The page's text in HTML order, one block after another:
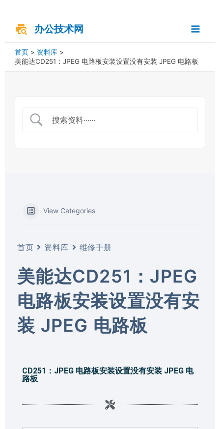
办公技术网
Menu
首页
资料库
美能达CD251：JPEG 电路板安装设置没有安装 JPEG 电路板
View Categories
首页 资料库 维修手册
美能达CD251：JPEG
电路板安装设置没有安
装 JPEG 电路板
CD251：JPEG 电路板安装设置没有安装 JPEG 电
路板